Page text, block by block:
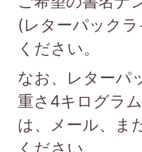
(レターパック
ください。
なお、レターパ
重さ4キログラ
は、メール、ま
ください。